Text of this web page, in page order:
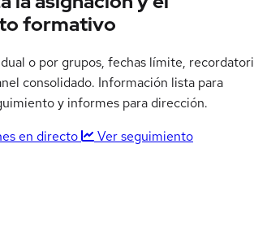
formativo
o por grupos, fechas límite,
consolidado. Información lista para
y informes para dirección.
en directo
Ver seguimiento